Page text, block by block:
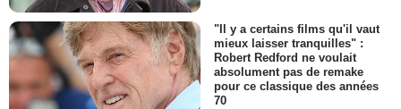
"Il y a certains films qu'il vaut
mieux laisser tranquilles" :
Robert Redford ne voulait
absolument pas de remake
pour ce classique des années
70